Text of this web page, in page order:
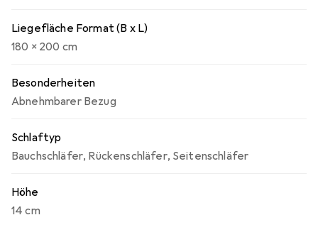
Liegefläche Format (B x L)
180 x 200 cm
Besonderheiten
Abnehmbarer Bezug
Schlaftyp
Bauchschläfer, Rückenschläfer, Seitenschläfer
Höhe
14 cm